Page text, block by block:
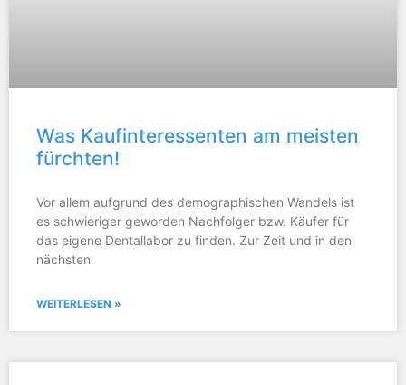
Was Kaufinteressenten am meisten
fürchten!
Vor allem aufgrund des demographischen Wandels ist
es schwieriger geworden Nachfolger bzw. Käufer für
das eigene Dentallabor zu finden. Zur Zeit und in den
nächsten
WEITERLESEN »